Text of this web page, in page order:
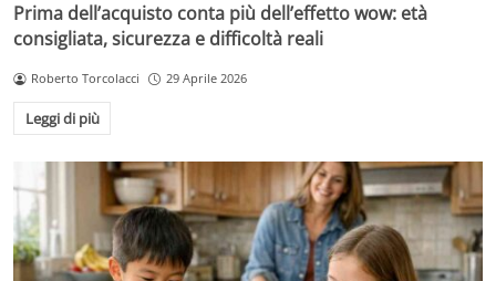
Prima dell’acquisto conta più dell’effetto wow: età
consigliata, sicurezza e difficoltà reali
Roberto Torcolacci 29 Aprile 2026
Leggi di più